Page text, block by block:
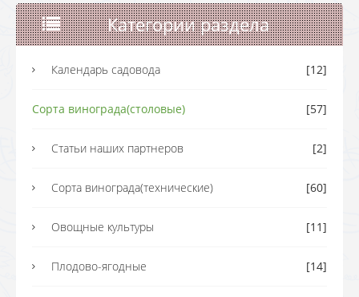
Категории раздела
Календарь садовода [12]
Сорта винограда(столовые) [57]
Статьи наших партнеров [2]
Сорта винограда(технические) [60]
Овощные культуры [11]
Плодово-ягодные [14]